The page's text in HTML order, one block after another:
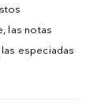
las notas
especiadas